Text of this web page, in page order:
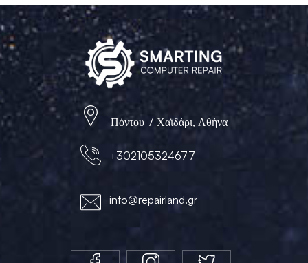
Πόντου 7 Χαϊδάρι, Αθήνα
+302105324677
info@repairland.gr